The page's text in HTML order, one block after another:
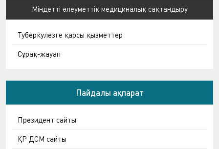
Міндетті әлеуметтік медициналық сақтандыру
Туберкулезге қарсы қызметтер
Сұрақ-жауап
Пайдалы ақпарат
Президент сайты
ҚР ДСМ сайты